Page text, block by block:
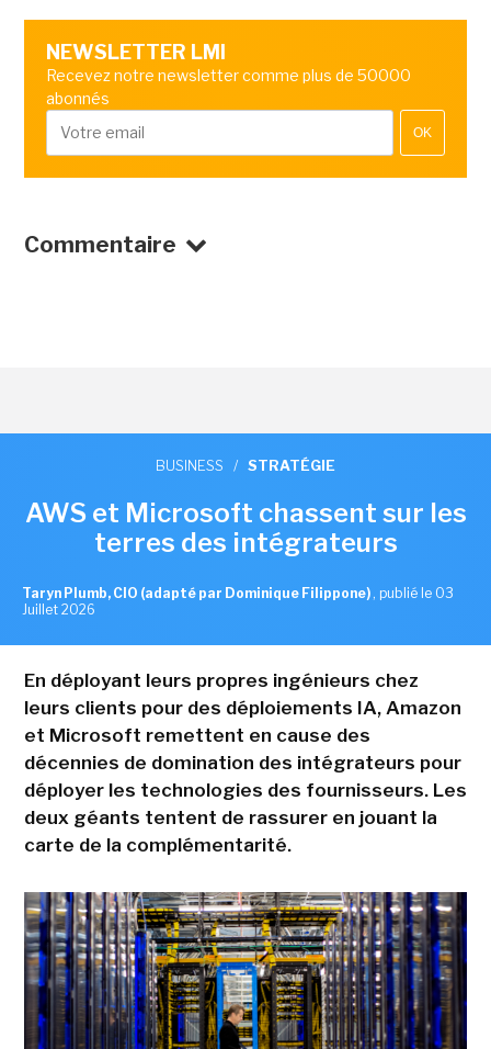
NEWSLETTER LMI
Recevez notre newsletter comme plus de 50000
abonnés
OK
Commentaire
BUSINESS / STRATÉGIE
AWS et Microsoft chassent sur les
terres des intégrateurs
Taryn Plumb, CIO (adapté par Dominique Filippone) , publié le 03
Juillet 2026
En déployant leurs propres ingénieurs chez
leurs clients pour des déploiements IA, Amazon
et Microsoft remettent en cause des
décennies de domination des intégrateurs pour
déployer les technologies des fournisseurs. Les
deux géants tentent de rassurer en jouant la
carte de la complémentarité.